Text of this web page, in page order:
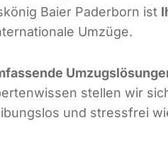
Baier Paderborn ist
Umzüge.
stellen wir
und stressfrei